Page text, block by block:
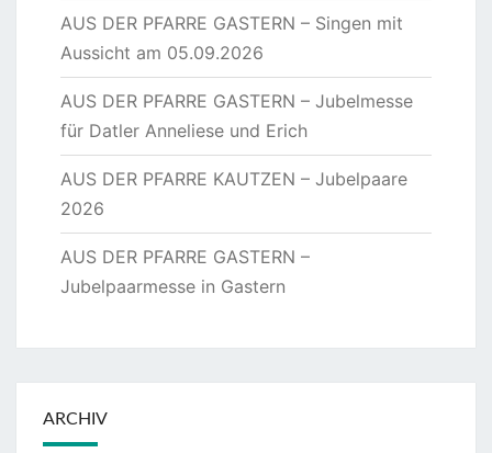
AUS DER PFARRE GASTERN – Singen mit
Aussicht am 05.09.2026
AUS DER PFARRE GASTERN – Jubelmesse
für Datler Anneliese und Erich
AUS DER PFARRE KAUTZEN – Jubelpaare
2026
AUS DER PFARRE GASTERN –
Jubelpaarmesse in Gastern
ARCHIV